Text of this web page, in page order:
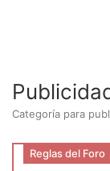
Categoría para
Reglas del Foro